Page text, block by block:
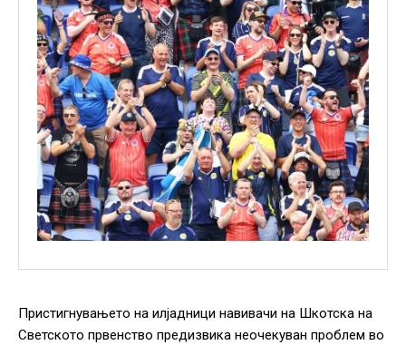
Пристигнувањето на илјадници навивачи на Шкотска на
Светското првенство предизвика неочекуван проблем во